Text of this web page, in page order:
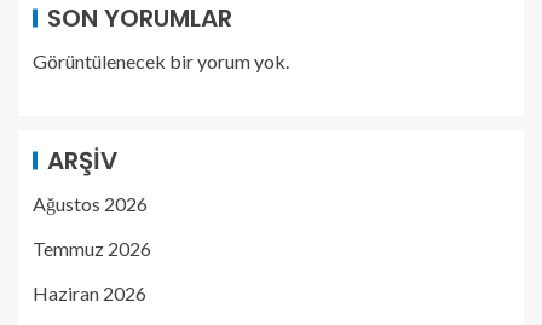
SON YORUMLAR
Görüntülenecek bir yorum yok.
ARŞIV
Ağustos 2026
Temmuz 2026
Haziran 2026